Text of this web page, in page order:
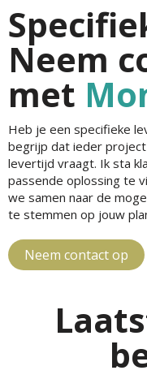
Neem
met
Heb je een specifieke
begrijp dat ieder
levertijd vraagt. Ik sta
passende oplossing te
we samen naar de
te stemmen op jouw
Neem contact op